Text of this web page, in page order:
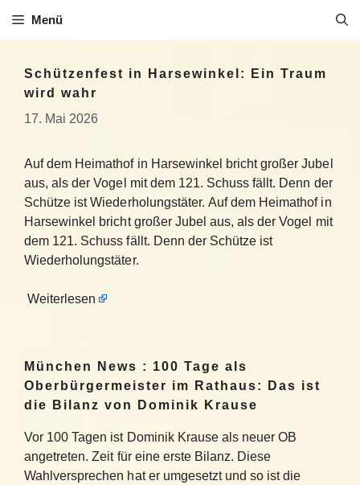
Inhalt
Menü
Schützenfest in Harsewinkel: Ein Traum
wird wahr
17. Mai 2026
Auf dem Heimathof in Harsewinkel bricht großer Jubel
aus, als der Vogel mit dem 121. Schuss fällt. Denn der
Schütze ist Wiederholungstäter. Auf dem Heimathof in
Harsewinkel bricht großer Jubel aus, als der Vogel mit
dem 121. Schuss fällt. Denn der Schütze ist
Wiederholungstäter.
Weiterlesen
München News : 100 Tage als
Oberbürgermeister im Rathaus: Das ist
die Bilanz von Dominik Krause
Vor 100 Tagen ist Dominik Krause als neuer OB
angetreten. Zeit für eine erste Bilanz. Diese
Wahlversprechen hat er umgesetzt und so ist die